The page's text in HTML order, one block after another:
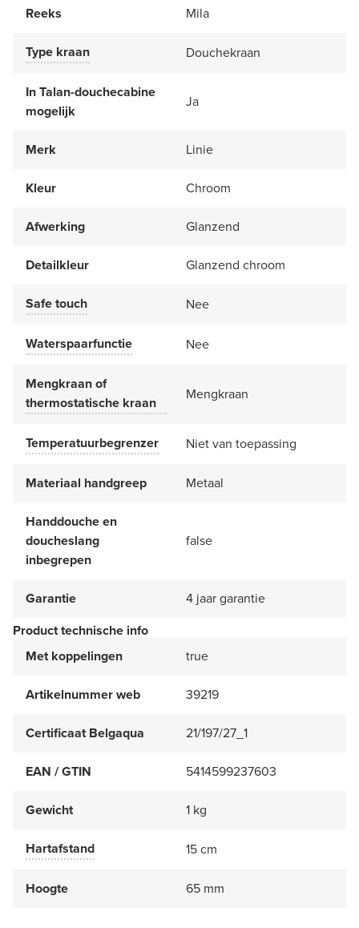
Reeks Mila
Type kraan Douchekraan
In Talan-douchecabine
mogelijk
Ja
Merk Linie
Kleur Chroom
Afwerking Glanzend
Detailkleur Glanzend chroom
Safe touch Nee
Waterspaarfunctie Nee
Mengkraan of
thermostatische kraan
Mengkraan
Temperatuurbegrenzer Niet van toepassing
Materiaal handgreep Metaal
Handdouche en
doucheslang
inbegrepen
false
Garantie
4 jaar garantie
Product technische info
Met koppelingen
true
Artikelnummer web 39219
Certificaat Belgaqua 21/197/27_1
EAN / GTIN 5414599237603
Gewicht 1 kg
Hartafstand 15 cm
Hoogte 65 mm